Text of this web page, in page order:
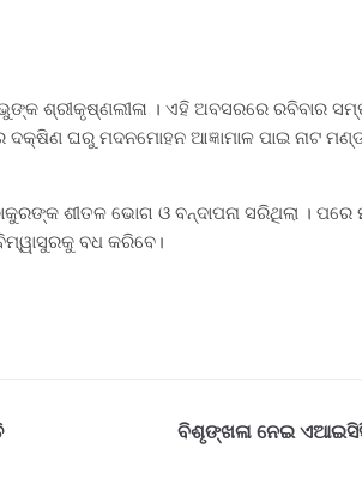
ଶ୍ରୀକୃଷ୍ଣଲୀଳା । ଏହି ଅବସରରେ ରବିବାର
ଦକ୍ଷିଣ ଘରୁ ମଦନମୋହନ ଆଜ୍ଞାମାଳ ପାଇ ନାଟ
ଠାକୁରଙ୍କ ଶୀତଳ ଭୋଗ ଓ ବନ୍ଦାପନା ସରିଥିଲା ।
ବଧ କରିବେ।
ବିଶୃଙ୍ଖଳା ନେଇ